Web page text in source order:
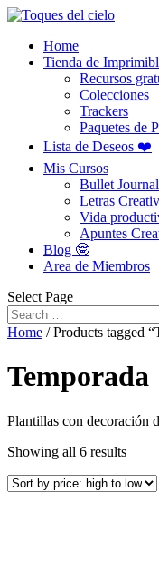
Home
Tienda de
Recursos
Colecciones
Trackers
Paquetes de
Lista de Deseos ❤️
Mis Cursos
Bullet
Letras
Vida
Apuntes
Blog 🤓
Area de Miembros
Select Page
Home / Products tagged
Temporada
Plantillas con decoración
Showing all 6 results